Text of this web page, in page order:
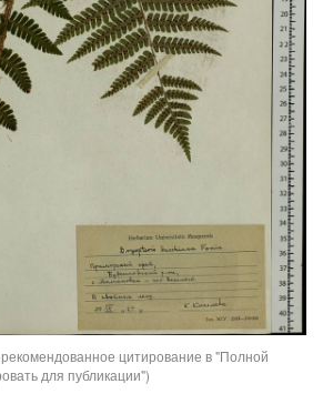
цитирование в "Полной
для публикации")